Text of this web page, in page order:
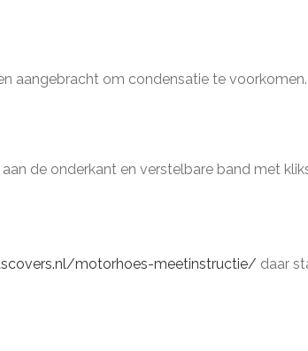
aangebracht om condensatie te voorkomen.
de onderkant en verstelbare band met
motorhoes-meetinstructie/ daar